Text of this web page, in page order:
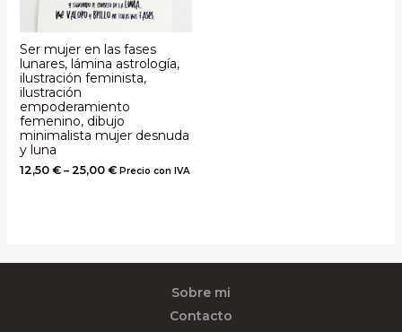
Ser mujer en las fases
lunares, lámina astrología,
ilustración feminista,
ilustración
empoderamiento
femenino, dibujo
minimalista mujer desnuda
y luna
12,50 €– 25,00 € Precio con IVA
Sobre mi
Contacto